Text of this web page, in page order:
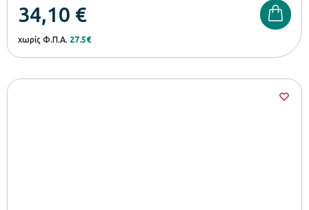
34,10 €
χωρίς Φ.Π.Α. 27.5€